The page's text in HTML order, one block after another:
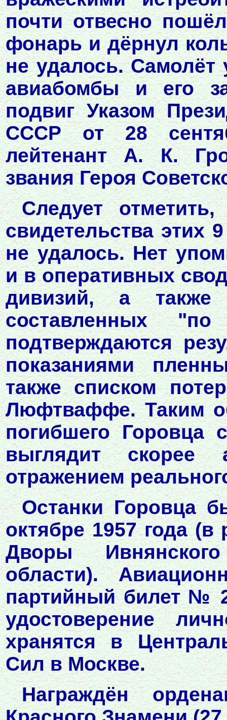
почти отвесно
фонарь и дёрнул
не удалось. Самолёт
авиабомбы и его
подвиг Указом
СССР от 28
лейтенант А. К.
звания Героя
Следует
свидетельства этих
не удалось. Нет
и в оперативных
дивизий, а
составленных
подтверждаются
показаниями
также списком
Люфтваффе. Таким
погибшего Горовца
выглядит скорее
отражением
Останки Горовца
октябре 1957 года
Дворы
области).
партийный билет №
удостоверение
хранятся в
Сил в Москве.
Награждён